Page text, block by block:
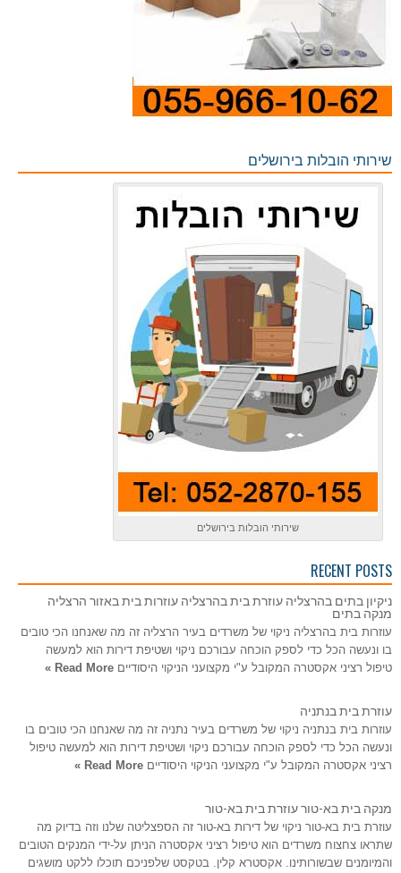
שירותי הובלות בירושלים
שירותי הובלות בירושלים
RECENT POSTS
ניקיון בתים בהרצליה עוזרת בית בהרצליה עוזרות בית באזור הרצליה
מנקה בתים
עוזרות בית בהרצליה ניקוי של משרדים בעיר הרצליה זה מה שאנחנו הכי טובים
בו ונעשה הכל כדי לספק הוכחה עבורכם ניקוי ושטיפת דירות הוא למעשה
טיפול רציני אקסטרה המקובל ע"י מקצועני הניקוי היסודיים Read More »
עוזרת בית בנתניה
עוזרות בית בנתניה ניקוי של משרדים בעיר נתניה זה מה שאנחנו הכי טובים בו
ונעשה הכל כדי לספק הוכחה עבורכם ניקוי ושטיפת דירות הוא למעשה טיפול
רציני אקסטרה המקובל ע"י מקצועני הניקוי היסודיים Read More »
מנקה בית בא-טור עוזרת בית בא-טור
עוזרת בית בא-טור ניקוי של דירות בא-טור זה הספצליטה שלנו וזה בדיוק מה
שתראו צחצוח משרדים הוא טיפול רציני אקסטרה הניתן על-ידי המנקים הטובים
והמיומנים שבשורותינו. אקסטרא קלין. בטקסט שלפניכם תוכלו ללקט מושגים